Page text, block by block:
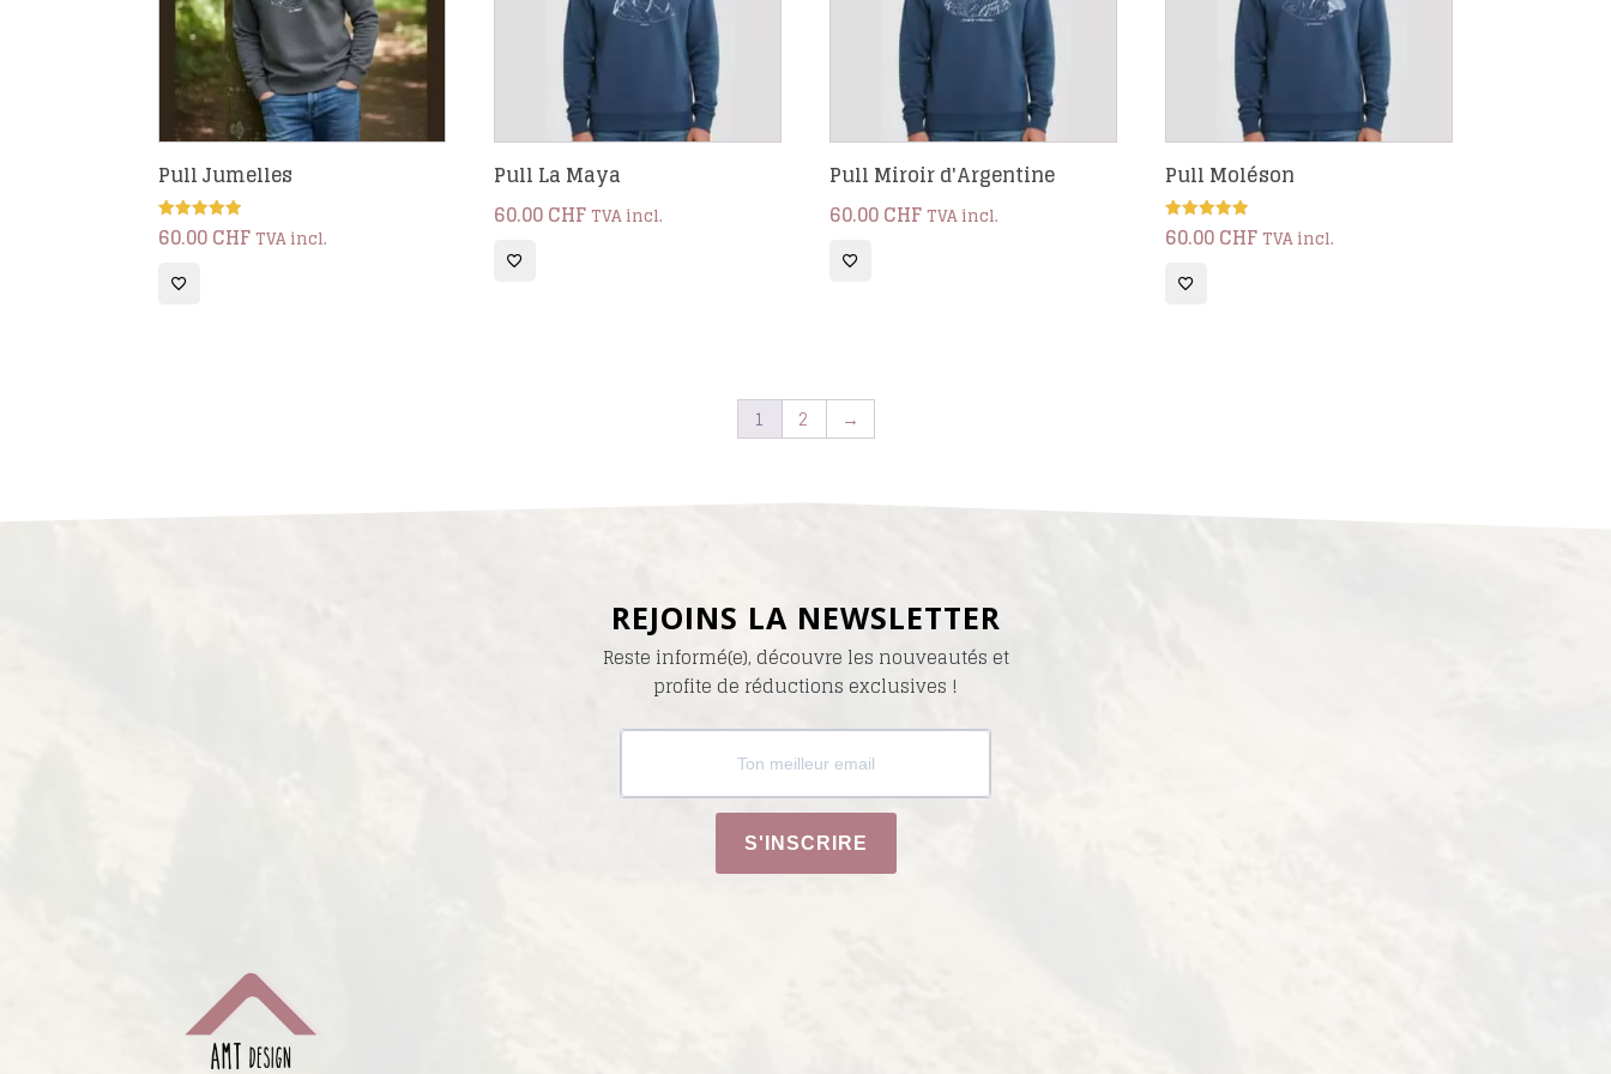
Pull Jumelles
Note
5.00
60.00CHFTVA incl.
Pull La Maya
60.00CHFTVA incl.
Pull Miroir d'Argentine
60.00CHFTVA incl.
Pull Moléson
Note
5.00
60.00CHFTVA incl.
1 2 →
REJOINS LA NEWSLETTER
Reste informé(e), découvre les nouveautés et
profite de réductions exclusives !
S'INSCRIRE